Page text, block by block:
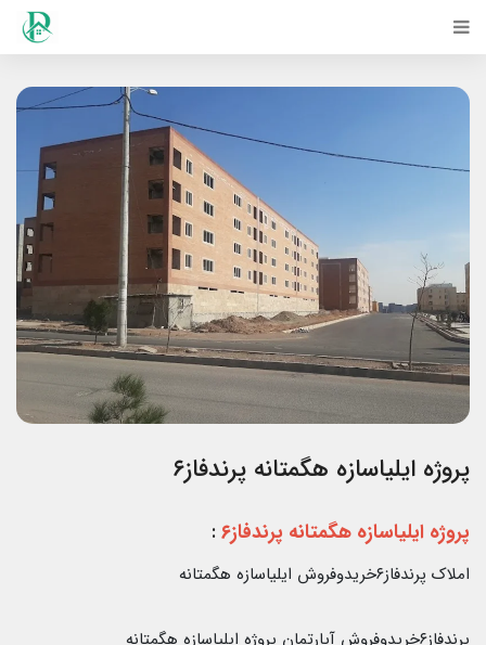
پروژه ایلیاسازه هگمتانه پرندفاز۶
پروژه ایلیاسازه هگمتانه پرندفاز۶ :
املاک پرندفاز۶خریدوفروش ایلیاسازه هگمتانه
پرندفاز۶خریدوفروش آپارتمان پروژه ایلیاسازه هگمتانه